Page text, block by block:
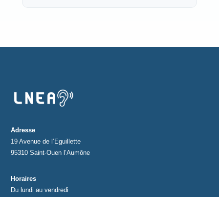
Adresse
19 Avenue de l’Eguillette
95310 Saint-Ouen l’Aumône
Horaires
Du lundi au vendredi